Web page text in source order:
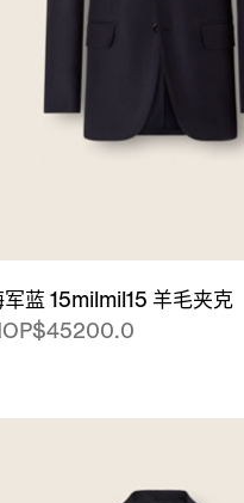
军蓝 15milmil15 羊毛夹克